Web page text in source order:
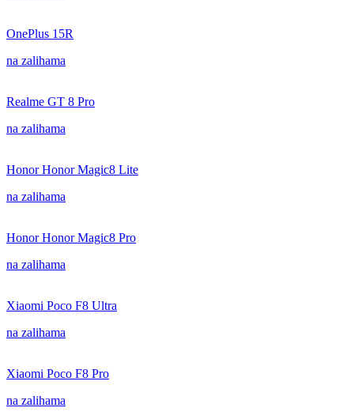
OnePlus 15R
na zalihama
Realme GT 8 Pro
na zalihama
Honor Honor Magic8 Lite
na zalihama
Honor Honor Magic8 Pro
na zalihama
Xiaomi Poco F8 Ultra
na zalihama
Xiaomi Poco F8 Pro
na zalihama